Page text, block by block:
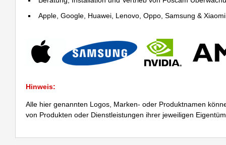
Apple, Google, Huawei, Lenovo, Oppo, Samsung &
Hinweis:
Alle hier genannten Logos, Marken- oder Produktnamen
von Produkten oder Dienstleistungen ihrer jeweiligen